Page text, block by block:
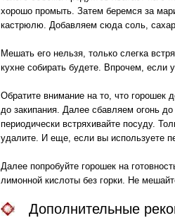
хорошо промыть. Затем беремся за
кастрюлю. Добавляем сюда соль,
Мешать его нельзя, только слегка
кухне собирать будете. Впрочем, если
Обратите внимание на то, что
до закипания. Далее сбавляем огонь
периодически встряхивайте посуду.
удалите. И еще, если вы используете
Далее попробуйте горошек на
лимонной кислоты без горки. Не
Дополнительные